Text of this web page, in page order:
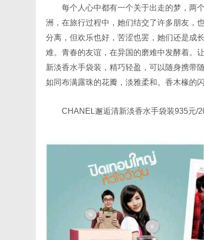
每个人心中都有一个关于出走的梦，两个
洲，在旅行过程中，她们结交了许多朋友，
分离，但欢乐也好，苦涩也罢，她们还是成
难。青春的友谊，在异国的磨难中发酵着。
新淡香水手袋装，精巧轻盈，可以随身携带
如同布满露珠的花瓣，淡雅柔和。香木椽的
CHANEL邂逅清新淡香水手袋装935元/